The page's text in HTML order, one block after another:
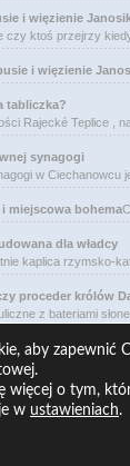
i więzienie
czy ktoś przejrzy
i więzienie
tabliczka?
Rajecké Teplice ,
synagogi
w Ciechanowcu
miejscowa bohema
dla władcy
kaplica rzymsko-
proceder królów
z bateriami
Poeta z mojego
Malty pływa
Wawelskim Wzgórzu
(1775–1808). Portret
aby zapewnić
więcej o tym,
w ustawieniach.